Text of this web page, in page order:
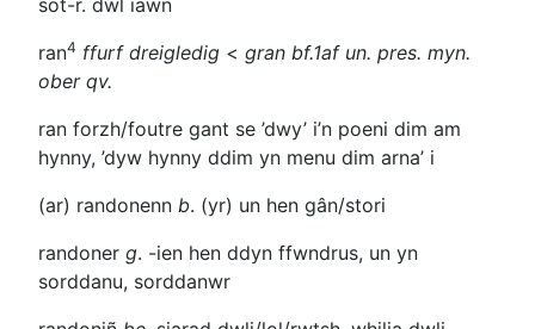
sot-r. dwl iawn
ran4 ffurf dreigledig < gran bf.1af un. pres. myn.
oberqv.
ran forzh/foutre gant se ’dwy’ i’n poeni dim am
hynny, ’dyw hynny ddim yn menu dim arna’ i
(ar) randonenn b. (yr) un hen gân/stori
randoner g. -ien hen ddyn ffwndrus, un yn
sorddanu, sorddanwr